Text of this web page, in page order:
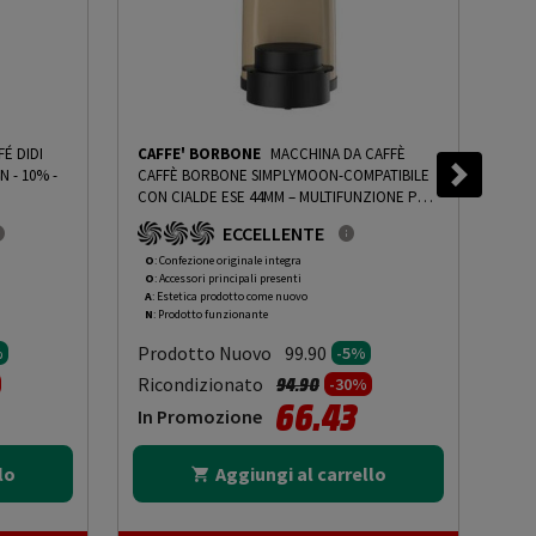
DIDI
- 10%-
da
CAFFE' BORBONE MACCHINA DA CAFFÈ
CAFFÈ BORBONE SIMPLYMOON-COMPATIBILE
CON CIALDE ESE 44MM – MULTIFUNZIONE PER
ESPRESSO, INFUSI E BEVANDE CALDE,
PRESSIONE 15 BAR, SERBATOIO 0.9L-SABBIA -
PRMG GRADING OOAN - 5%
OOAN - 5%
ECCELLENTE
O: Confezione originale integra
O: Accessori principali presenti
A: Estetica prodotto come nuovo
N: Prodotto funzionante
Prodotto Nuovo 99.90 -5%
Ricondizionato Prezzo ridotto da
94.90a-30%
In Promozione 66.43
Aggiungi al carrello